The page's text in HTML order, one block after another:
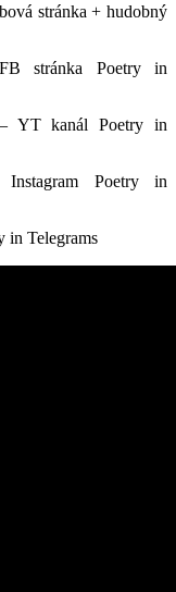
stránka + hudobný
stránka Poetry in
YT kanál Poetry in
Poetry in
in Telegrams